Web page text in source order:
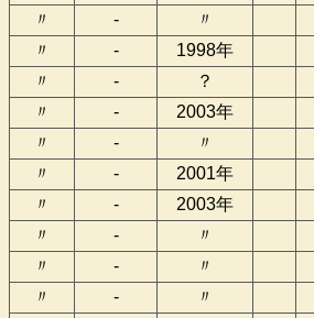
〃
- 〃
〃
- 1998年
〃
- ？
〃
- 2003年
〃
- 〃
〃
- 2001年
〃
- 2003年
〃
- 〃
〃
- 〃
〃
- 〃